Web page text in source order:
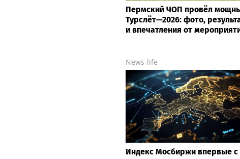
Пермский ЧОП провёл
Турслёт—2026: фото,
и впечатления от
News-life
Индекс Мосбиржи впервые с